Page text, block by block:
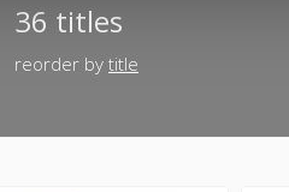
36 titles
reorder by title